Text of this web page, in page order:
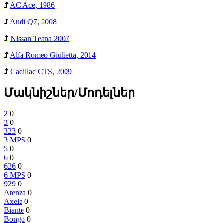
AC Ace, 1986
Audi Q7, 2008
Nissan Teana 2007
Alfa Romeo Giulietta, 2014
Cadillac CTS, 2009
Մակնիշներ/Մոդելներ
2 0
3 0
323 0
3 MPS 0
5 0
6 0
626 0
6 MPS 0
929 0
Atenza 0
Axela 0
Biante 0
Bongo 0